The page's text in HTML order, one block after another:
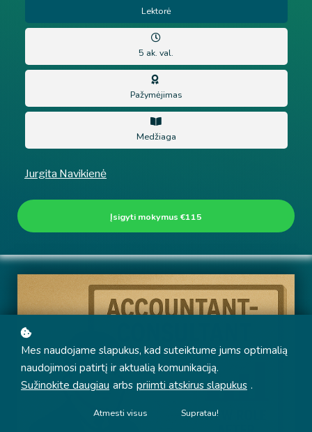
Lektorė
5 ak. val.
Pažymėjimas
Medžiaga
Jurgita Navikienė
Įsigyti mokymus €115
Mes naudojame slapukus, kad suteiktume jums optimalią
naudojimosi patirtį ir aktualią komunikaciją.
Sužinokite daugiau arbs priimti atskirus slapukus .
Atmesti visus Supratau!